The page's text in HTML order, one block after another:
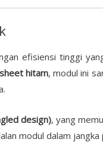
efisiensi tinggi
hitam, modul ini
design), yang
modul dalam jangka